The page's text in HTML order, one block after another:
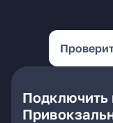
Подключить